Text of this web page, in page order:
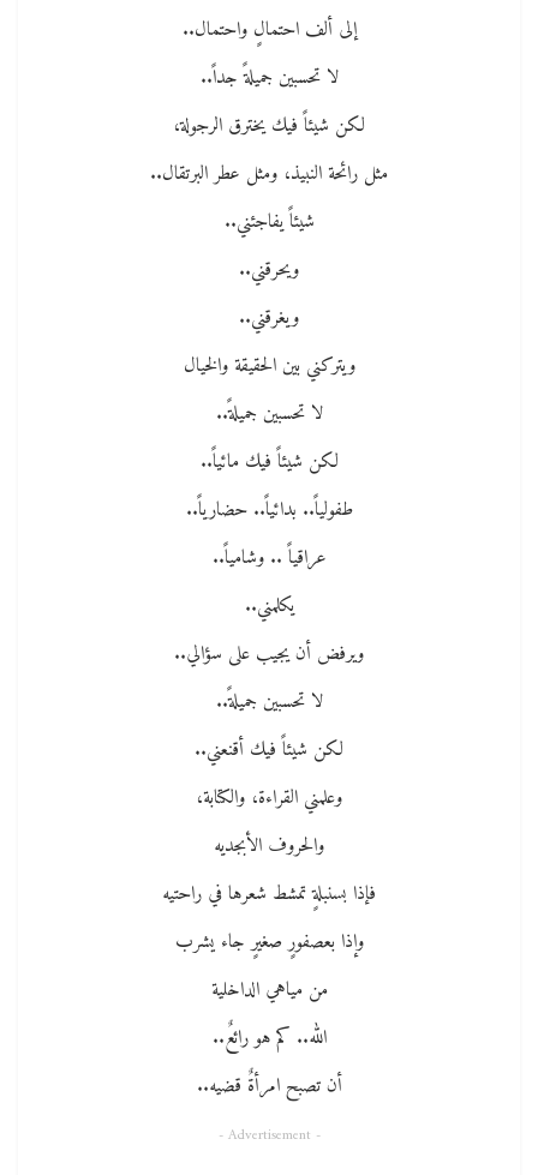
إلى ألف احتمالٍ واحتمال..
لا تحسبين جميلةً جداً..
لكن شيئاً فيك يخترق الرجولة،
مثل رائحة النبيذ، ومثل عطر البرتقال..
شيئاً يفاجئني..
ويحرقني..
ويغرقني..
ويتركني بين الحقيقة والخيال
لا تحسبين جميلةً..
لكن شيئاً فيك مائياً..
طفولياً.. بدائياً.. حضارياً..
عراقياً .. وشامياً..
يكلمني..
ويرفض أن يجيب على سؤالي..
لا تحسبين جميلةً..
لكن شيئاً فيك أقنعني..
وعلمني القراءة، والكتابة،
والحروف الأبجديه
فإذا بسنبلةٍ تمشط شعرها في راحتيه
وإذا بعصفورٍ صغيرٍ جاء يشرب
من مياهي الداخلية
الله.. كم هو رائعٌ..
أن تصبح امرأةٌ قضيه..
- Advertisement -